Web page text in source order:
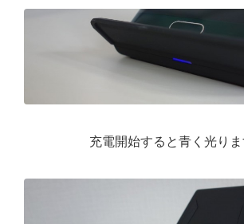
充電開始すると青く光りま